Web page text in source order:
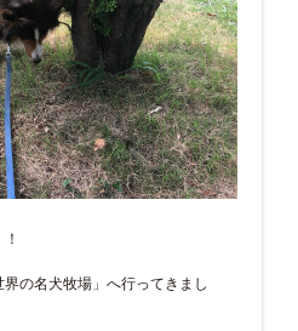
の名犬牧場」へ行ってきまし